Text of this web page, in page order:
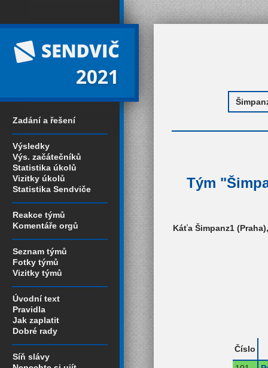
2021
Zadání a řešení
Výsledky
Výs. začátečníků
Statistika úkolů
Vizitky úkolů
Statistika Sendviče
Reakce týmů
Komentáře orgů
Seznam týmů
Fotky týmů
Vizitky týmů
Úvodní text
Pravidla
Jak zaplatit
Dobré rady
Síň slávy
Tým
Káťa Šimpanz1
Číslo